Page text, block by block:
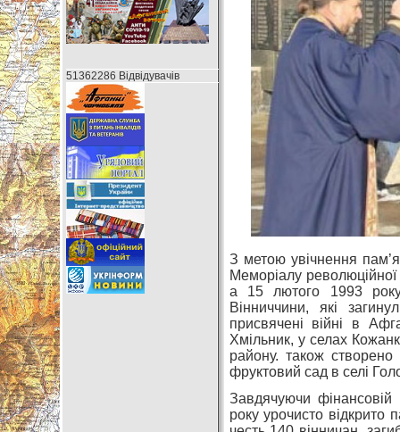
51362286 Відвідувачів
З метою увічнення
Меморіалу революційної
а 15 лютого 1993 року
Вінниччини, які
присвячені війні в
Хмільник, у селах
району. також створено
фруктовий сад в селі
Завдячуючи фінансовій
року урочисто відкрито